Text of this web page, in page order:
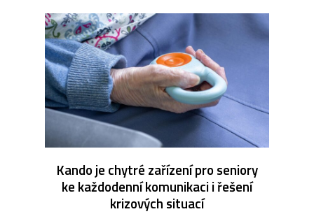
Kando je chytré zařízení pro seniory
ke každodenní komunikaci i řešení
krizových situací